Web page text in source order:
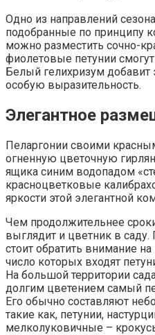
Одно из направлений
подобранные по принципу
можно разместить сочно-
фиолетовые петунии смогут
Белый гелихризум
особую выразительность.
Элегантное
Пеларгонии своими
огненную цветочную
ящика синим водопадом
красноцветковые
яркости этой элегантной
Чем продолжительнее
выглядит и цветник в
стоит обратить внимание
число которых входят
На большой территории
долгим цветением самый
Его обычно составляют
такие как, петунии,
мелколуковичные –